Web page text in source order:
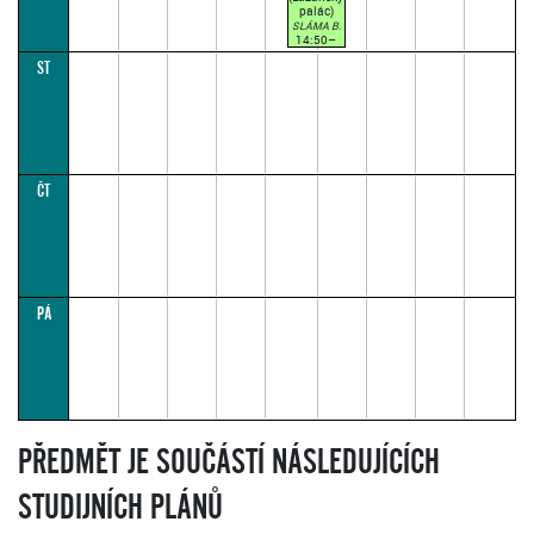
palác)
SLÁMA B.
14:50–
17:05
ST
ČT
PÁ
PŘEDMĚT JE SOUČÁSTÍ NÁSLEDUJÍCÍCH
STUDIJNÍCH PLÁNŮ